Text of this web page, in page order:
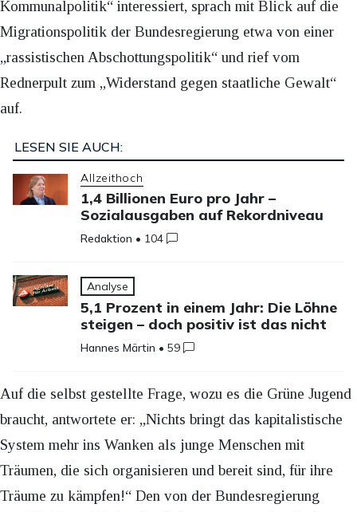
Kommunalpolitik“ interessiert, sprach mit Blick auf die
Migrationspolitik der Bundesregierung etwa von einer
„rassistischen Abschottungspolitik“ und rief vom
Rednerpult zum „Widerstand gegen staatliche Gewalt“
auf.
LESEN SIE AUCH:
Allzeithoch
1,4 Billionen Euro pro Jahr –
Sozialausgaben auf Rekordniveau
Redaktion • 104
Analyse
5,1 Prozent in einem Jahr: Die Löhne
steigen – doch positiv ist das nicht
Hannes Märtin •59
Auf die selbst gestellte Frage, wozu es die Grüne Jugend
braucht, antwortete er: „Nichts bringt das kapitalistische
System mehr ins Wanken als junge Menschen mit
Träumen, die sich organisieren und bereit sind, für ihre
Träume zu kämpfen!“ Den von der Bundesregierung